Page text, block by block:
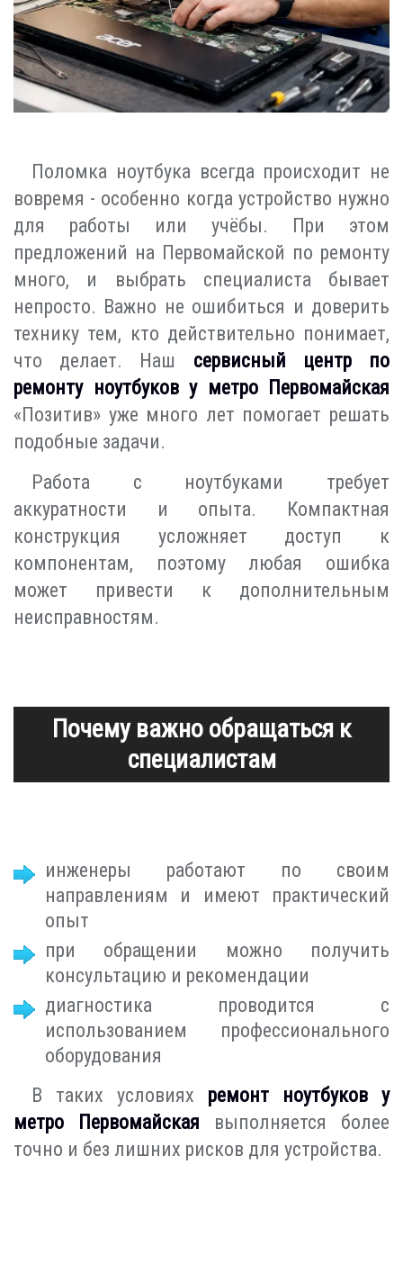
Поломка ноутбука всегда происходит не
вовремя - особенно когда устройство нужно
для работы или учёбы. При этом
предложений на Первомайской по ремонту
много, и выбрать специалиста бывает
непросто. Важно не ошибиться и доверить
технику тем, кто действительно понимает,
что делает. Наш сервисный центр по
ремонту ноутбуков у метро Первомайская
«Позитив» уже много лет помогает решать
подобные задачи.
Работа с ноутбуками требует
аккуратности и опыта. Компактная
конструкция усложняет доступ к
компонентам, поэтому любая ошибка
может привести к дополнительным
неисправностям.
Почему важно обращаться к
специалистам
инженеры работают по своим
направлениям и имеют практический
опыт
при обращении можно получить
консультацию и рекомендации
диагностика проводится с
использованием профессионального
оборудования
В таких условиях ремонт ноутбуков у
метро Первомайская выполняется более
точно и без лишних рисков для устройства.